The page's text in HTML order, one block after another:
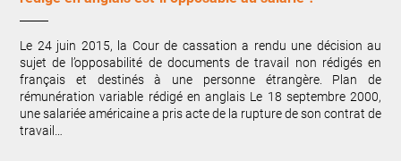
Le 24 juin 2015, la Cour de cassation a rendu une décision au
sujet de l’opposabilité de documents de travail non rédigés en
français et destinés à une personne étrangère. Plan de
rémunération variable rédigé en anglais Le 18 septembre 2000,
une salariée américaine a pris acte de la rupture de son contrat de
travail…